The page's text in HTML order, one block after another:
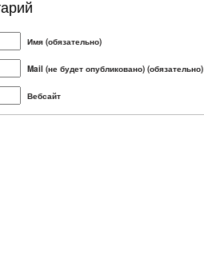
Имя (обязательно)
Mail (не будет опубликовано) (обязательно)
Вебсайт